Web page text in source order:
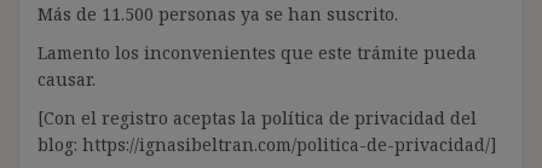
Más de 11.500 personas ya se han suscrito.
Lamento los inconvenientes que este trámite pueda
causar.
[Con el registro aceptas la política de privacidad del
blog: https://ignasibeltran.com/politica-de-privacidad/]